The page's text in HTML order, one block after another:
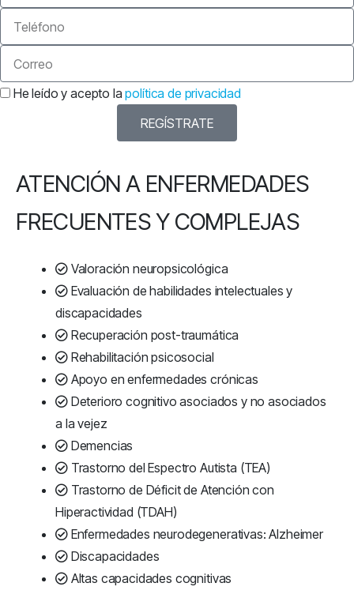
He leído y acepto lapolítica de privacidad
REGÍSTRATE
ATENCIÓN A ENFERMEDADES
FRECUENTES Y COMPLEJAS
Valoración neuropsicológica
Evaluación de habilidades intelectuales y
discapacidades
Recuperación post-traumática
Rehabilitación psicosocial
Apoyo en enfermedades crónicas
Deterioro cognitivo asociados y no asociados
a la vejez
Demencias
Trastorno del Espectro Autista (TEA)
Trastorno de Déficit de Atención con
Hiperactividad (TDAH)
Enfermedades neurodegenerativas: Alzheimer
Discapacidades
Altas capacidades cognitivas